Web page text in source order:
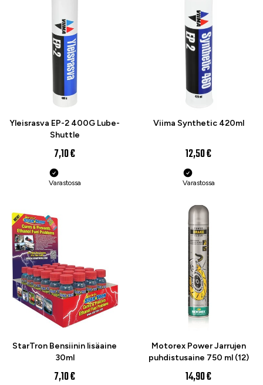
Yleisrasva EP-2 400G Lube-
Shuttle
7,10 €
Varastossa
Viima Synthetic 420ml
12,50 €
Varastossa
StarTron Bensiinin lisäaine
30ml
7,10 €
Motorex Power Jarrujen
puhdistusaine 750 ml (12)
14,90 €